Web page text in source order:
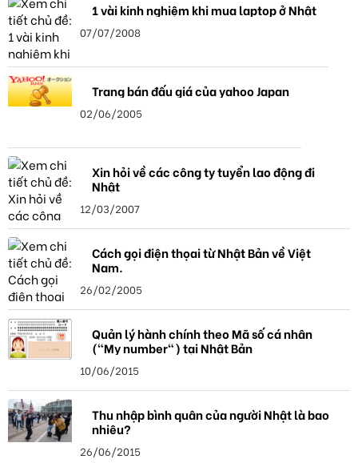
1 vài kinh nghiệm khi mua laptop ở Nhật
07/07/2008
Trang bán đấu giá của yahoo Japan
02/06/2005
Xin hỏi về các công ty tuyển lao động đi
Nhật
12/03/2007
Cách gọi điện thọai từ Nhật Bản về Việt
Nam.
26/02/2005
Quản lý hành chính theo Mã số cá nhân
("My number") tại Nhật Bản
10/06/2015
Thu nhập bình quân của người Nhật là bao
nhiêu?
26/06/2015